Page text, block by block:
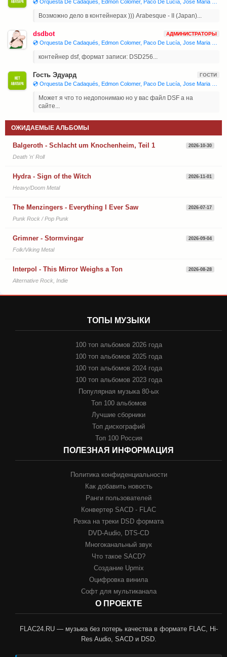
Возможно дело в контейнерах ))) Arabesque - II (Japan)...
dsdbot АДМИНИСТРАТОРЫ
контейнер dsf, формат записи: DSD256...
Гость Эдуард ГОСТИ
Может я что то недопонимаю но у вас файл DSF а на
сайте...
ОЖИДАЕМЫЕ АЛЬБОМЫ
Balgeroth - Schlacht um Knochenheim, Teil 1 2026-10-30
Death 'n' Roll
Hydra - Sign of the Witch 2026-11-01
Heavy/Doom Metal
The Menzingers - Everything I Ever Saw 2026-07-17
Punk Rock / Pop Punk
Grimner - Stormvingar 2026-09-04
Folk/Viking Metal
Interpol - This Mirror Weighs a Ton 2026-08-28
Alternative Rock, Indie
ТОПЫ МУЗЫКИ
100 топ альбомов 2026 года
100 топ альбомов 2025 года
100 топ альбомов 2024 года
100 топ альбомов 2023 года
Популярная музыка 80-ых
Топ 100 альбомов
Лучшие сборники
Топ дискографий
Топ 100 Россия
ПОЛЕЗНАЯ ИНФОРМАЦИЯ
Политика конфиденциальности
Как добавить новость
Ранги пользователей
Конвертер SACD - FLAC
Резка на треки DSD формата
DVD-Audio, DTS-CD
Многоканальный звук
Что такое SACD?
Создание Upmix
Оцифровка винила
Софт для мультиканала
О ПРОЕКТЕ
FLAC24.RU — музыка без потерь качества в формате FLAC, Hi-
Res Audio, SACD и DSD.